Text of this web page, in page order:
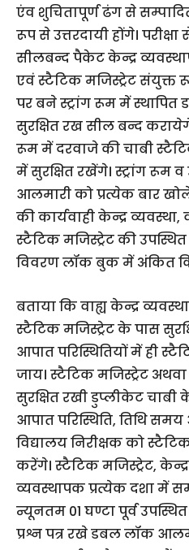
एंव शुचितापूर्ण ढंग से
रूप से उत्तरदायी होंगे।
सीलबन्द पैकेट केन्द्र
एवं स्टैटिक मजिस्ट्रेट संयुक्त
पर बने स्ट्रांग रूम में
सुरक्षित रख सील बन्द
रूम में दरवाजे की चाबी
में सुरक्षित रखेंगे। स्ट्रांग रूम
आलमारी को प्रत्येक बार
की कार्यवाही केन्द्र
स्टैटिक मजिस्ट्रेट की
विवरण लॉक बुक में अंकित
बताया कि वाह्य केन्द्र
स्टैटिक मजिस्ट्रेट के पास
आपात परिस्थितियों में ही
जाय। स्टैटिक मजिस्ट्रेट अथवा
सुरक्षित रखी डुप्लीकेट
आपात परिस्थिति, तिथि
विद्यालय निरीक्षक को स्टैटिक
करेंगे। स्टैटिक मजिस्ट्रेट,
व्यवस्थापक प्रत्येक दशा में
न्यूनतम 01 घण्टा पूर्व
प्रश्न पत्र रखे डबल लॉक